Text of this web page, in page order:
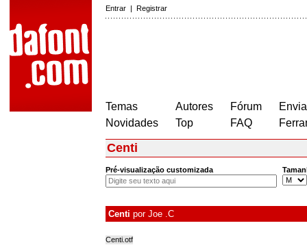
Entrar | Registrar
Temas
Novidades
Autores
Top
Fórum
FAQ
Centi
Pré-visualização customizada
Centi por Joe .C
Centi.otf